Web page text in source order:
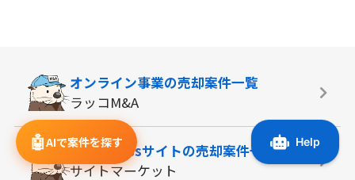
🤖AIで案件を探す
オンライン事業の売却案件一覧
ラッコM&A
WordPressサイトの売却案件一覧
サイトマーケット